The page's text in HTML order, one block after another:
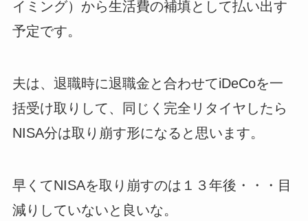
イミング）から生活費の補填として払い出す
予定です。
夫は、退職時に退職金と合わせてiDeCoを一
括受け取りして、同じく完全リタイヤしたら
NISA分は取り崩す形になると思います。
早くてNISAを取り崩すのは１３年後・・・目
減りしていないと良いな。